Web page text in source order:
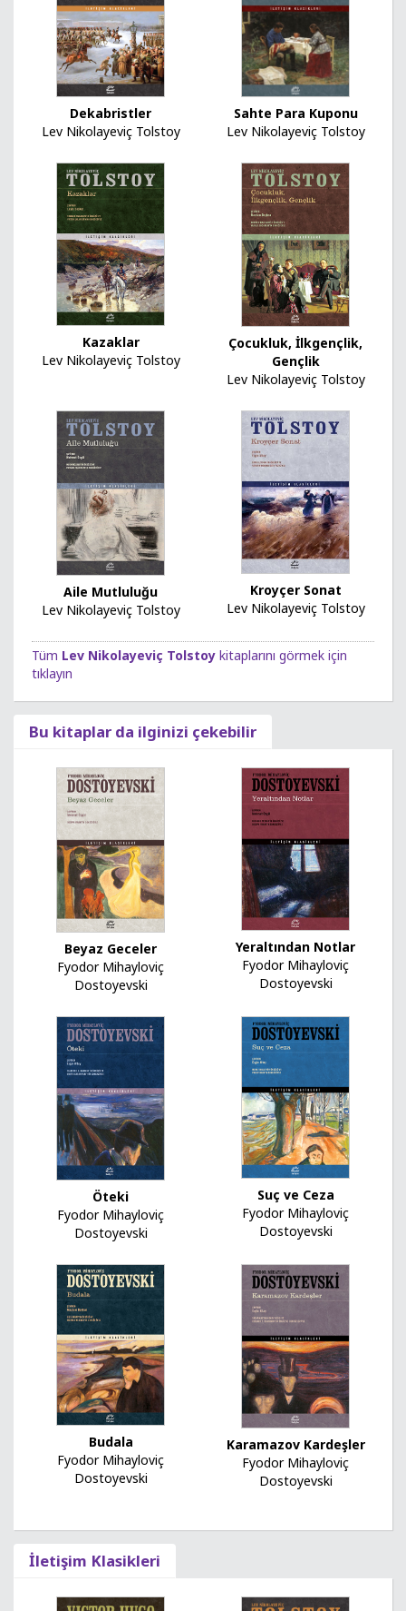
Dekabristler
Lev Nikolayeviç Tolstoy
Sahte Para Kuponu
Lev Nikolayeviç Tolstoy
Kazaklar
Lev Nikolayeviç Tolstoy
Çocukluk, İlkgençlik,
Gençlik
Lev Nikolayeviç Tolstoy
Aile Mutluluğu
Lev Nikolayeviç Tolstoy
Kroyçer Sonat
Lev Nikolayeviç Tolstoy
Tüm Lev Nikolayeviç Tolstoy kitaplarını görmek için
tıklayın
Bu kitaplar da ilginizi çekebilir
Beyaz Geceler
Fyodor Mihayloviç
Dostoyevski
Yeraltından Notlar
Fyodor Mihayloviç
Dostoyevski
Öteki
Fyodor Mihayloviç
Dostoyevski
Suç ve Ceza
Fyodor Mihayloviç
Dostoyevski
Budala
Fyodor Mihayloviç
Dostoyevski
Karamazov Kardeşler
Fyodor Mihayloviç
Dostoyevski
İletişim Klasikleri